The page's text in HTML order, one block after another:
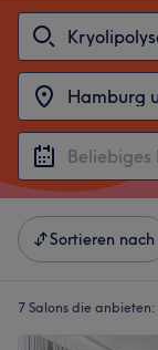
Sortieren nach
7 Salons die anbieten: